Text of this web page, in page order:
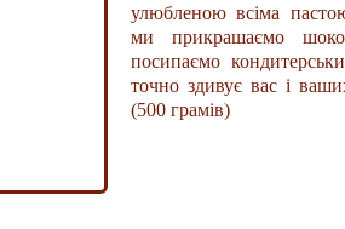
улюбленою всіма
ми прикрашаємо
посипаємо
точно здивує вас і
(500 грамів)